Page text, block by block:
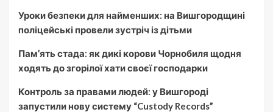
Уроки безпеки для найменших: на Вишгородщині
поліцейські провели зустріч із дітьми
Пам’ять стада: як дикі корови Чорнобиля щодня
ходять до згорілої хати своєї господарки
Контроль за правами людей: у Вишгороді
запустили нову систему “Custody Records”